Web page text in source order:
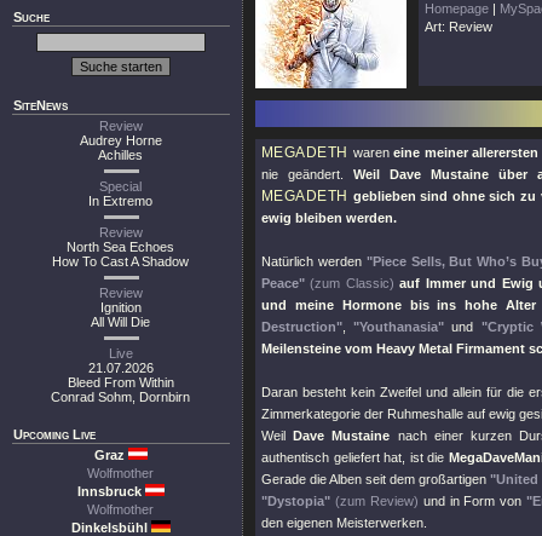
Suche
SiteNews
Review
Audrey Horne
Achilles
Special
In Extremo
Review
North Sea Echoes
How To Cast A Shadow
Review
Ignition
All Will Die
Live
21.07.2026
Bleed From Within
Conrad Sohm, Dornbirn
Upcoming Live
Graz
Wolfmother
Innsbruck
Wolfmother
Dinkelsbühl
Homepage |
Art: Review
MEGADETH wareneine meiner
nie geändert. Weil Dave Mustaine
MEGADETH geblieben sind ohne sich zu
ewig bleiben werden.
Natürlich werden "Piece Sells, But Who’s
Peace" (zum Classic) auf Immer und Ewig
und meine Hormone bis ins hohe Alter
Destruction" ,"Youthanasia" und "Cryptic
Meilensteine vom Heavy Metal Firmament
Daran besteht kein Zweifel und allein für die
Zimmerkategorie der Ruhmeshalle auf ewig
WeilDave Mustaine nach einer kurzen
authentisch geliefert hat, ist die
Gerade die Alben seit dem großartigen "United
"Dystopia" (zum Review) und in Form von
den eigenen Meisterwerken.